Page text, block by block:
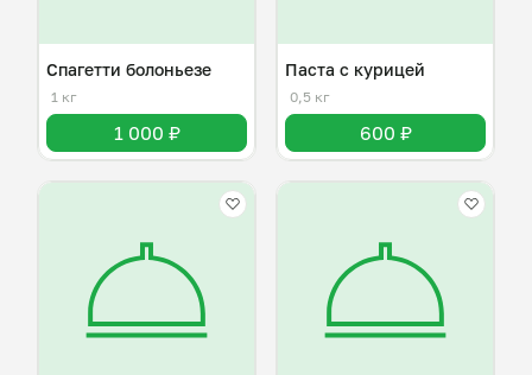
Спагетти болоньезе
1 кг
1 000 ₽
Паста с курицей
0,5 кг
600 ₽